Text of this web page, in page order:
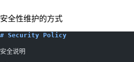
安全性维护的方式
# Security Policy
安全说明